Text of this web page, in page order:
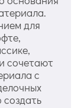
для
сочетают
с